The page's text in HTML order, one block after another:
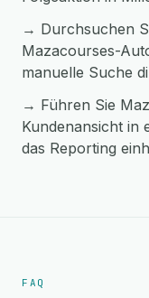
→ Durchsuchen
Mazacourses-
manuelle Suche
→ Führen Sie
Kundenansicht in
das Reporting
FAQ